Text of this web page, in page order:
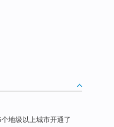
地级以上城市开通了